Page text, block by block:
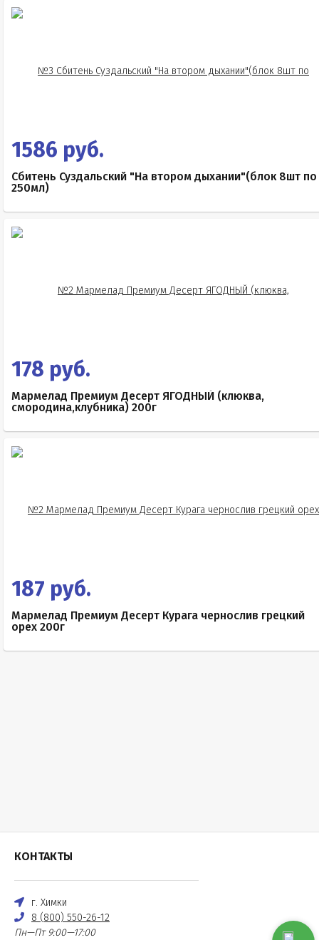
1586 руб.
Сбитень Суздальский "На втором дыхании"(блок 8шт по
250мл)
178 руб.
Мармелад Премиум Десерт ЯГОДНЫЙ (клюква,
смородина,клубника) 200г
187 руб.
Мармелад Премиум Десерт Курага чернослив грецкий
орех 200г
КОНТАКТЫ
г. Химки
8 (800) 550-26-12
Пн—Пт 9:00—17:00